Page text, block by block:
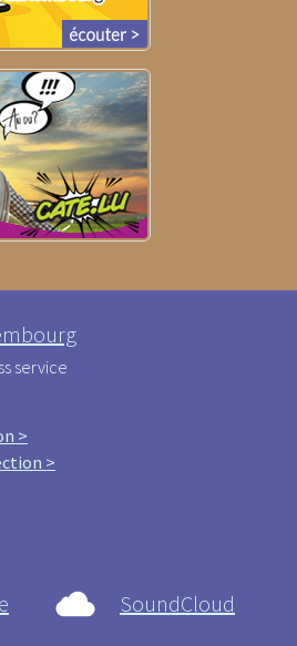
service
>
>
SoundCloud